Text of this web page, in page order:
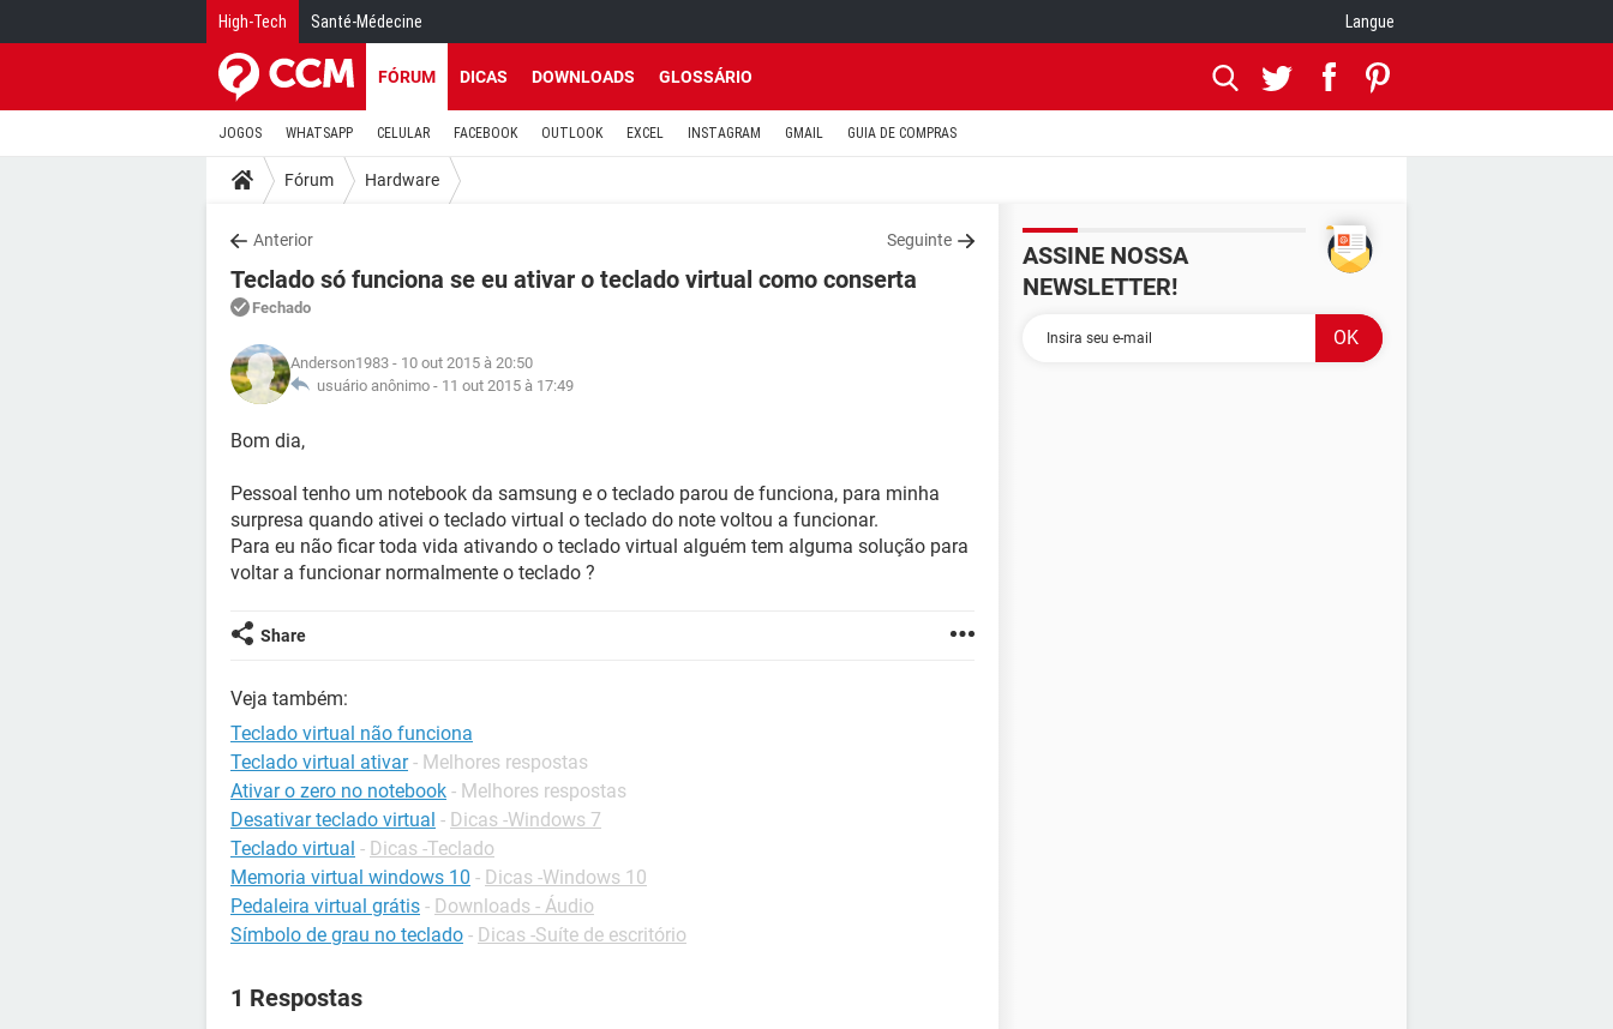
High-Tech Santé-Médecine Langue
FÓRUM DICAS DOWNLOADS GLOSSÁRIO
JOGOS WHATSAPP CELULAR FACEBOOK OUTLOOK EXCEL INSTAGRAM GMAIL GUIA DE COMPRAS
Fórum Hardware
Anterior Seguinte
Teclado só funciona se eu ativar o teclado virtual como conserta
Fechado
Anderson1983 - 10 out 2015 à 20:50
usuário anônimo - 11 out 2015 à 17:49
Bom dia,
Pessoal tenho um notebook da samsung e o teclado parou de funciona, para minha
surpresa quando ativei o teclado virtual o teclado do note voltou a funcionar.
Para eu não ficar toda vida ativando o teclado virtual alguém tem alguma solução para
voltar a funcionar normalmente o teclado ?
Share
Veja também:
Teclado virtual não funciona
Teclado virtual ativar - Melhores respostas
Ativar o zero no notebook - Melhores respostas
Desativar teclado virtual - Dicas -Windows 7
Teclado virtual - Dicas -Teclado
Memoria virtual windows 10 - Dicas -Windows 10
Pedaleira virtual grátis - Downloads - Áudio
Símbolo de grau no teclado - Dicas -Suíte de escritório
1 Respostas
ASSINE NOSSA
NEWSLETTER!